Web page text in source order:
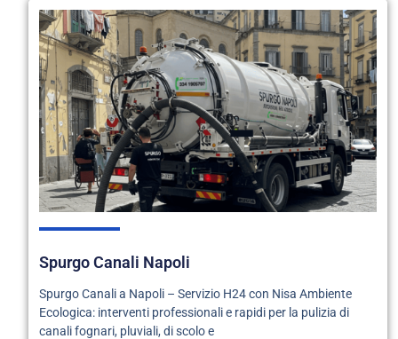
Spurgo Canali Napoli
Spurgo Canali a Napoli – Servizio H24 con Nisa Ambiente
Ecologica: interventi professionali e rapidi per la pulizia di
canali fognari, pluviali, di scolo e